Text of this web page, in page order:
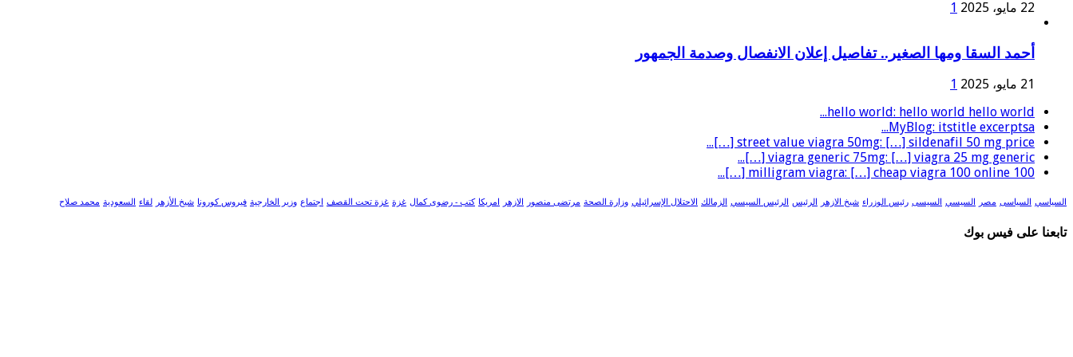
22 مايو، 2025 1
أحمد السقا ومها الصغير.. تفاصيل إعلان الانفصال وصدمة الجمهور
21 مايو، 2025
1
hello world: hello world hello world...
MyBlog: itstitle excerptsa...
street value viagra 50mg: […] sildenafil 50 mg price […]...
viagra generic 75mg: […] viagra 25 mg generic […]...
100 milligram viagra: […] cheap viagra 100 online […]...
السياسي السياسى مصر السيسي السيسى رئيس الوزراء شيخ الازهر الرئيس الرئيس السيسي الزمالك الاحتلال الإسرائيلي وزارة الصحة مرتضى منصور الازهر امريكا كتب - رضوى كمال غزة غزة تحت القصف اجتماع وزير الخارجية فيروس كورونا شيخ الأزهر لقاء السعودية محمد صلاح
تابعنا على فيس بوك